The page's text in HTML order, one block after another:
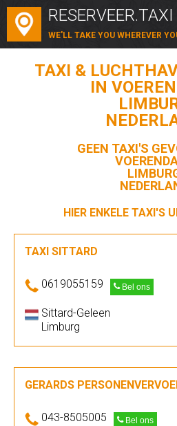
RESERVEER.TAXI
WE'LL TAKE YOU WHEREVER
TAXI &
IN
GEEN TAXI'S
HIER ENKELE TAXI'S
TAXI SITTARD
0619055159 Bel ons
Sittard-Geleen
Limburg
GERARDS
043-8505005 Bel ons